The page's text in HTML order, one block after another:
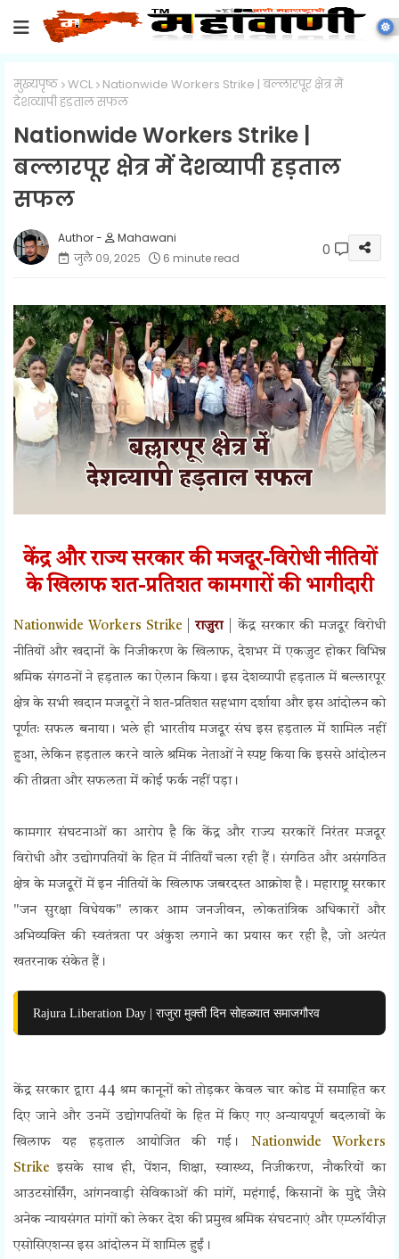
मुख्यपृष्ठ WCL
Nationwide Workers Strike | बल्लारपूर क्षेत्र में
देशव्यापी हड़ताल सफल
Nationwide Workers Strike |
बल्लारपूर क्षेत्र में देशव्यापी हड़ताल
सफल
Mahawani
जुलै ०९, २०२५
6 minute read 0
केंद्र और राज्य सरकार की मजदूर-विरोधी नीतियों
के खिलाफ शत-प्रतिशत कामगारों की भागीदारी
Nationwide Workers Strike |राजुरा| केंद्र सरकार की मजदूर विरोधी
नीतियों और खदानों के निजीकरण के खिलाफ, देशभर में एकजुट होकर विभिन्न
श्रमिक संगठनों ने हड़ताल का ऐलान किया। इस देशव्यापी हड़ताल में बल्लारपूर
क्षेत्र के सभी खदान मजदूरों ने शत-प्रतिशत सहभाग दर्शाया और इस आंदोलन को
पूर्णतः सफल बनाया। भले ही भारतीय मजदूर संघ इस हड़ताल में शामिल नहीं
हुआ, लेकिन हड़ताल करने वाले श्रमिक नेताओं ने स्पष्ट किया कि इससे आंदोलन
की तीव्रता और सफलता में कोई फर्क नहीं पड़ा।
कामगार संघटनाओं का आरोप है कि केंद्र और राज्य सरकारें निरंतर मजदूर
विरोधी और उद्योगपतियों के हित में नीतियाँ चला रही हैं। संगठित और असंगठित
क्षेत्र के मजदूरों में इन नीतियों के खिलाफ जबरदस्त आक्रोश है। महाराष्ट्र सरकार
"जन सुरक्षा विधेयक" लाकर आम जनजीवन, लोकतांत्रिक अधिकारों और
अभिव्यक्ति की स्वतंत्रता पर अंकुश लगाने का प्रयास कर रही है, जो अत्यंत
खतरनाक संकेत हैं।
Rajura Liberation Day | राजुरा मुक्ती दिन सोहळ्यात समाजगौरव
केंद्र सरकार द्वारा 44 श्रम कानूनों को तोड़कर केवल चार कोड में समाहित कर
दिए जाने और उनमें उद्योगपतियों के हित में किए गए अन्यायपूर्ण बदलावों के
खिलाफ यह हड़ताल आयोजित की गई। Nationwide Workers
Strikeइसके साथ ही, पेंशन, शिक्षा, स्वास्थ्य, निजीकरण, नौकरियों का
आउटसोर्सिंग, आंगनवाड़ी सेविकाओं की मांगें, महंगाई, किसानों के मुद्दे जैसे
अनेक न्यायसंगत मांगों को लेकर देश की प्रमुख श्रमिक संघटनाएं और एम्प्लॉयीज़
एसोसिएशन्स इस आंदोलन में शामिल हुईं।